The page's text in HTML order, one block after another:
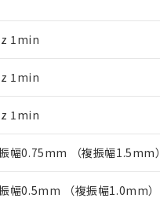
1min
1min
1min
幅0.75mm （複振幅1.5mm）
幅0.5mm （複振幅1.0mm）